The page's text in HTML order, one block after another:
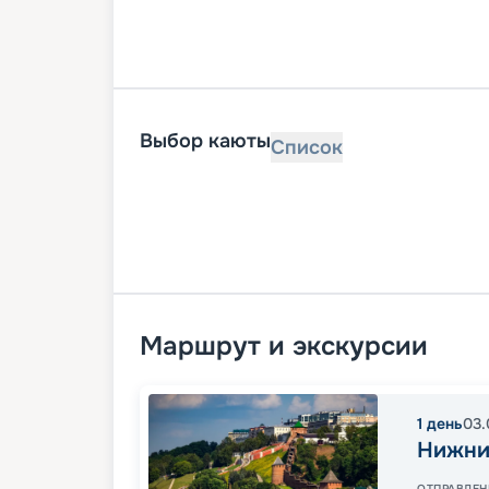
Выбор каютыСписок
Маршрут и экскурсии
1 день